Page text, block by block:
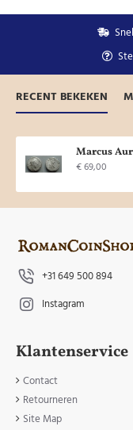
RECENT BEKEKEN
€ 69,00
+31 649 500 894
Instagram
Klantenservice
Contact
Retourneren
Site Map